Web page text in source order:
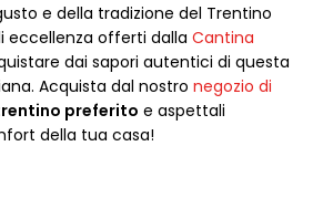
e della tradizione del Trentino
eccellenza offerti dalla Cantina
dai sapori autentici di questa
Acquista dal nostro negozio di
preferito e aspettali
della tua casa!